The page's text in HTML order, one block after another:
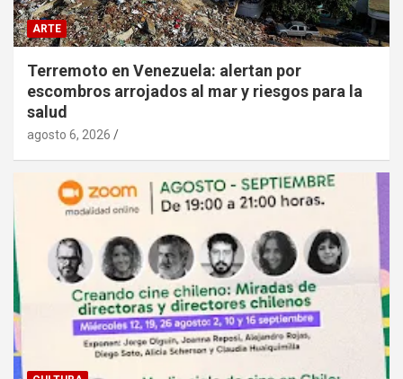
ARTE
Terremoto en Venezuela: alertan por
escombros arrojados al mar y riesgos para la
salud
agosto 6, 2026